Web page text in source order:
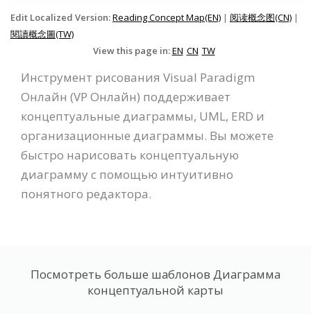
Edit Localized Version:Reading Concept Map(EN) | 阅读概念图(CN) |
閱讀概念圖(TW)
View this page in:EN CN TW
Инструмент рисования Visual Paradigm
Онлайн (VP Онлайн) поддерживает
концептуальные диаграммы, UML, ERD и
организационные диаграммы. Вы можете
быстро нарисовать концептуальную
диаграмму с помощью интуитивно
понятного редактора.
Посмотреть больше шаблонов Диаграмма
концептуальной карты